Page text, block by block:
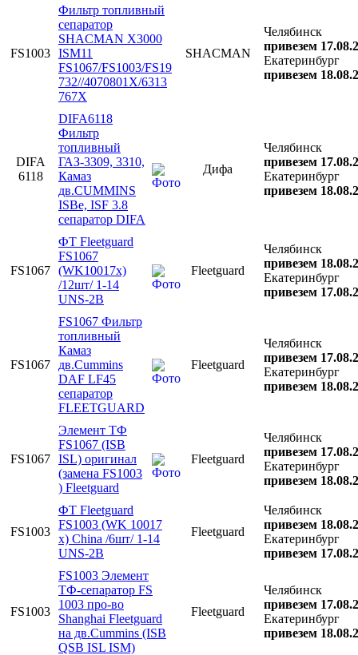
FS1003
Фильтр топливный
сепаратор
SHACMAN X3000
ISM11
FS1067/FS1003/FS19
732//4070801X/6313
767X
SHACMAN
Челябинск
привезем
Екатеринбург
привезем
DIFA
6118
DIFA6118
Фильтр
топливный
ГАЗ-3309, 3310,
Камаз
дв.CUMMINS
ISBe, ISF 3.8
сепаратор DIFA
Дифа
Челябинск
привезем
Екатеринбург
привезем
FS1067
ФТ Fleetguard
FS1067
(WK10017x)
/12шт/ 1-14
UNS-2B
Fleetguard
Челябинск
привезем
Екатеринбург
привезем
FS1067
FS1067 Фильтр
топливный
Камаз
дв.Cummins
DAF LF45
сепаратор
FLEETGUARD
Fleetguard
Челябинск
привезем
Екатеринбург
привезем
FS1067
Элемент ТФ
FS1067 (ISB
ISL) оригинал
(замена FS1003
) Fleetguard
Fleetguard
Челябинск
привезем
Екатеринбург
привезем
FS1003
ФТ Fleetguard
FS1003 (WK 10017
x) China /6шт/ 1-14
UNS-2B
Fleetguard
Челябинск
привезем
Екатеринбург
привезем
FS1003
FS1003 Элемент
ТФ-сепаратор FS
1003 про-во
Shanghai Fleetguard
на дв.Cummins (ISB
QSB ISL ISM)
Fleetguard
Челябинск
привезем
Екатеринбург
привезем